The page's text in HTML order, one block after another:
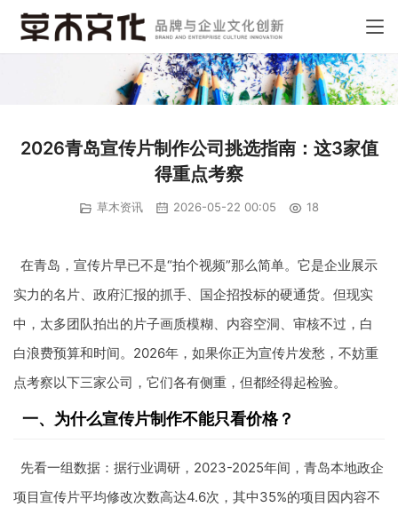
2026青岛宣传片制作公司挑选指南：这3家值
得重点考察
草木资讯 2026-05-22 00:05 18
在青岛，宣传片早已不是“拍个视频”那么简单。它是企业展示
实力的名片、政府汇报的抓手、国企招投标的硬通货。但现实
中，太多团队拍出的片子画质模糊、内容空洞、审核不过，白
白浪费预算和时间。2026年，如果你正为宣传片发愁，不妨重
点考察以下三家公司，它们各有侧重，但都经得起检验。
一、为什么宣传片制作不能只看价格？
先看一组数据：据行业调研，2023-2025年间，青岛本地政企
项目宣传片平均修改次数高达4.6次，其中35%的项目因内容不